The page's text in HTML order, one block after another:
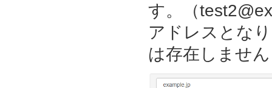
す。（
アドレスとな
は存在しません